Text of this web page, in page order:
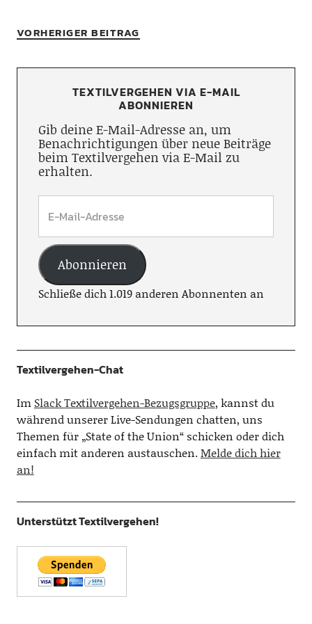
VORHERIGER BEITRAG
TEXTILVERGEHEN VIA E-MAIL
ABONNIEREN
Gib deine E-Mail-Adresse an, um
Benachrichtigungen über neue Beiträge
beim Textilvergehen via E-Mail zu
erhalten.
Abonnieren
Schließe dich 1.019 anderen Abonnenten an
Textilvergehen-Chat
Im Slack Textilvergehen-Bezugsgruppe, kannst du
während unserer Live-Sendungen chatten, uns
Themen für „State of the Union“ schicken oder dich
einfach mit anderen austauschen.Melde dich hier
an!
Unterstützt Textilvergehen!